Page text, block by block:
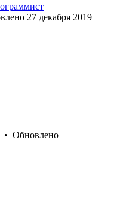
27 декабря 2019
• Обновлено